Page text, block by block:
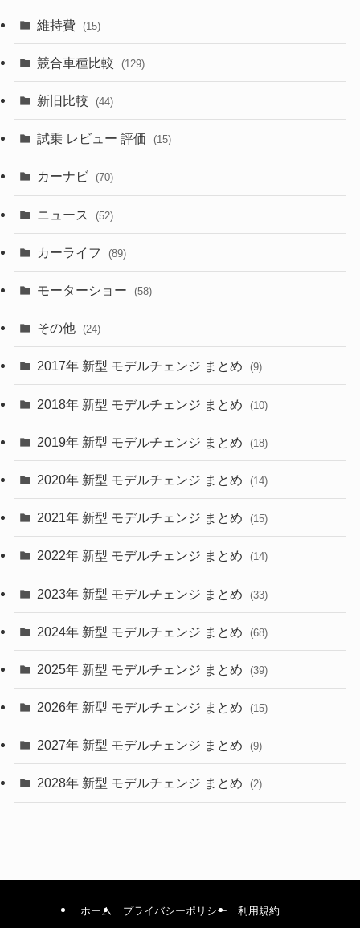
(357)
(328)
(253)
(85)
(84)
(50)
(43)
(6)
(9)
(30)
(27)
(58)
(28)
(27)
(26)
(10)
(35)
(10)
(9)
(22)
(4)
(9)
(4)
(1)
(3)
(3) (5)
(7)
維持費 (15)
競合車種比較 (129)
新旧比較 (44)
試乗 レビュー 評価 (15)
カーナビ (70)
ニュース (52)
カーライフ (89)
モーターショー (58)
その他 (24)
2017年 新型 モデルチェンジ まとめ (9)
2018年 新型 モデルチェンジ まとめ (10)
2019年 新型 モデルチェンジ まとめ (18)
2020年 新型 モデルチェンジ まとめ (14)
2021年 新型 モデルチェンジ まとめ (15)
2022年 新型 モデルチェンジ まとめ (14)
2023年 新型 モデルチェンジ まとめ (33)
2024年 新型 モデルチェンジ まとめ (68)
2025年 新型 モデルチェンジ まとめ (39)
2026年 新型 モデルチェンジ まとめ (15)
2027年 新型 モデルチェンジ まとめ (9)
2028年 新型 モデルチェンジ まとめ (2)
ホーム プライバシーポリシー
利用規約